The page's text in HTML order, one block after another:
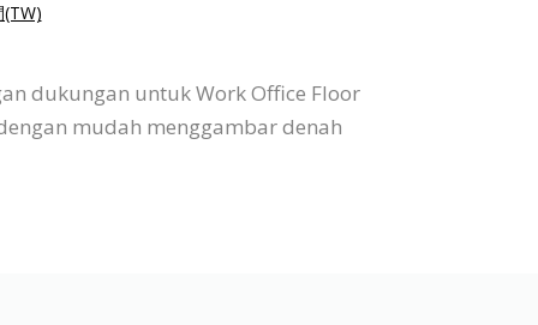
dukungan untuk Work Office Floor
mudah menggambar denah